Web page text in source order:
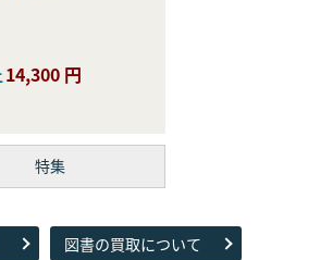
14,300 円
特集
図書の買取について